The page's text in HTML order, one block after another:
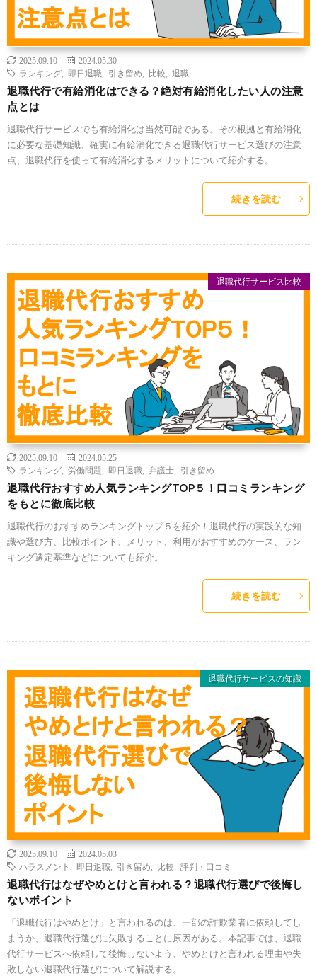
2025.09.10
2024.05.30
ランキング
即日退職 引き留め 比較 退職
退職代行で有給消化はできる？絶対有給消化したい人の注意
点とは
退職代行サービスでも有給消化は当然可能である。その根拠と有給消化
に必要な基礎知識、確実に有給消化できる退職代行サービス選びの注意
点、退職代行を使って有給消化するメリットについて紹介する。
続きを読む
退職代行サービス比較
2025.09.10
2024.05.25
ランキング
労働問題 即日退職 弁護士 引き留め
退職代行おすすめ人気ランキングTOP５！口コミランキング
をもとに徹底比較
退職代行のおすすめランキングトップ５を紹介！退職代行の実践的な知
識や選び方、比較ポイント、メリット、利用がおすすめのケース、ラン
キング選定基準などについても紹介。
続きを読む
退職代行サービスの知識
2025.09.10
2024.05.03
ハラスメント
即日退職 引き留め 比較 評判・口コミ
退職代行はなぜやめとけと言われる？退職代行選びで後悔し
ないポイント
「退職代行はやめとけ」と言われるのは、一部の詐欺業者に依頼してし
まうか、退職代行選びに失敗することに原因がある。本記事では、退職
代行サービスへ依頼して後悔しないよう、やめとけと言われる理由や失
敗しない退職代行選びについて解説する。